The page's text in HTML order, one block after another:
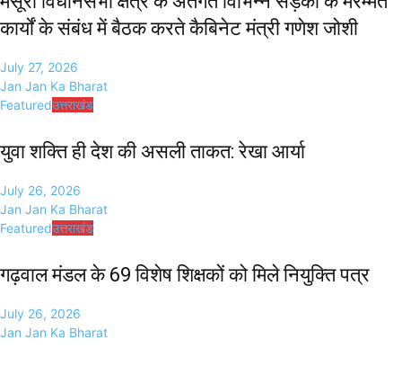
कार्यों के संबंध में बैठक करते कैबिनेट मंत्री गणेश जोशी
July 27, 2026
Jan Jan Ka Bharat
Featuredउत्तराखंड
युवा शक्ति ही देश की असली ताकत: रेखा आर्या
July 26, 2026
Jan Jan Ka Bharat
Featuredउत्तराखंड
गढ़वाल मंडल के 69 विशेष शिक्षकों को मिले नियुक्ति पत्र
July 26, 2026
Jan Jan Ka Bharat